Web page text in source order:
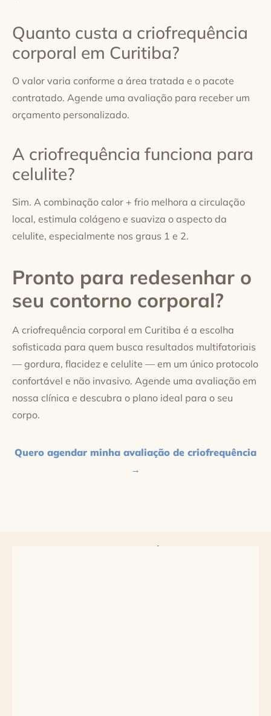
Quanto custa a criofrequência
corporal em Curitiba?
O valor varia conforme a área tratada e o pacote
contratado. Agende uma avaliação para receber um
orçamento personalizado.
A criofrequência funciona para
celulite?
Sim. A combinação calor + frio melhora a circulação
local, estimula colágeno e suaviza o aspecto da
celulite, especialmente nos graus 1 e 2.
Pronto para redesenhar o
seu contorno corporal?
A criofrequência corporal em Curitiba é a escolha
sofisticada para quem busca resultados multifatoriais
— gordura, flacidez e celulite — em um único protocolo
confortável e não invasivo. Agende uma avaliação em
nossa clínica e descubra o plano ideal para o seu
corpo.
Quero agendar minha avaliação de criofrequência
→
LEIA TAMBÉM: